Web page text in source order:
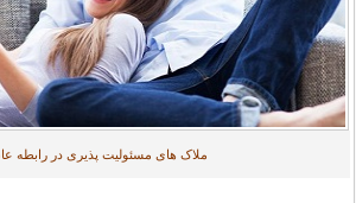
ملاک های مسئولیت پذیری در رابطه